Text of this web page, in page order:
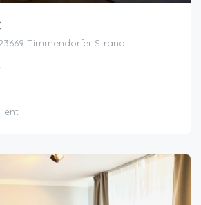
Timmendorfer Strand